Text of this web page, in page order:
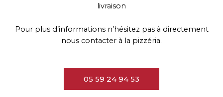
livraison
Pour plus d’informations n’hésitez pas à directement
nous contacter à la pizzéria.
05 59 24 94 53​​